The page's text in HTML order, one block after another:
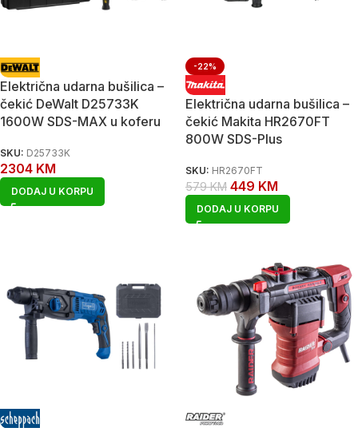
Električna udarna bušilica –
čekić DeWalt D25733K
1600W SDS-MAX u koferu
SKU: D25733K
2304 KM
DODAJ U KORPU
-22%
Električna udarna bušilica –
čekić Makita HR2670FT
800W SDS-Plus
SKU: HR2670FT
579KM 449 KM
DODAJ U KORPU